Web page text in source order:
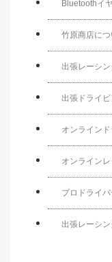
Bluetoothイ
竹原商店に
出張レーシ
出張ドライ
オンライン
オンライン
プロドライ
出張レーシ